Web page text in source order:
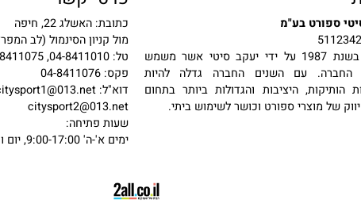
בע"מ
הוקמה בשנת 1987 על ידי יעקב סיטי אשר משמש
עם השנים החברה גדלה להיות
פרטי קשר
כתובת: האשלג 22, חיפה
מול קניון הסינמול (לב המפרץ)
טל: 04-8411010, 04-8411075
פקס: 04-8411076
דוא"ל:citysport1@013.net
citysport2@013.net